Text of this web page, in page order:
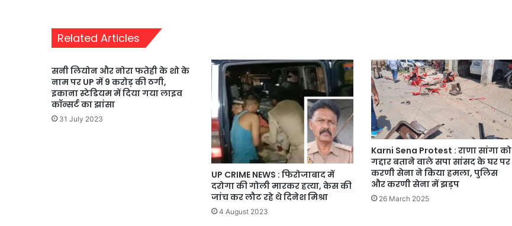
Related Articles
सनी लियोन और नोरा फतेही के शो के
नाम पर UP में 9 करोड़ की ठगी,
इकाना स्टेडियम में दिया गया लाइव
कॉन्सर्ट का झांसा
31 July 2023
UP CRIME NEWS : फिरोजाबाद में
दरोगा की गोली मारकर हत्या, केस की
जांच कर लौट रहे थे दिनेश मिश्रा
4 August 2023
Karni Sena Protest : राणा सांगा को
गद्दार बताने वाले सपा सांसद के घर पर
करणी सेना ने किया हमला, पुलिस
और करणी सेना में झड़प
26 March 2025